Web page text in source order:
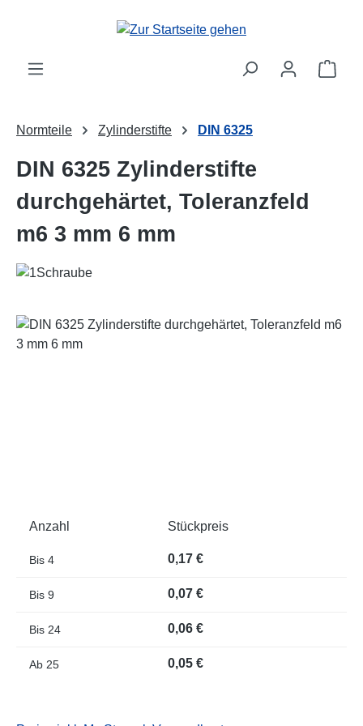
Zum Hauptinhalt springen
Normteile Zylinderstifte DIN 6325
DIN 6325 Zylinderstifte
durchgehärtet, Toleranzfeld
m6 3 mm 6 mm
Bildergalerie überspringen
Anzahl Stückpreis
Bis 4 0,17 €
Bis 9 0,07 €
Bis 24 0,06 €
Ab 25 0,05 €